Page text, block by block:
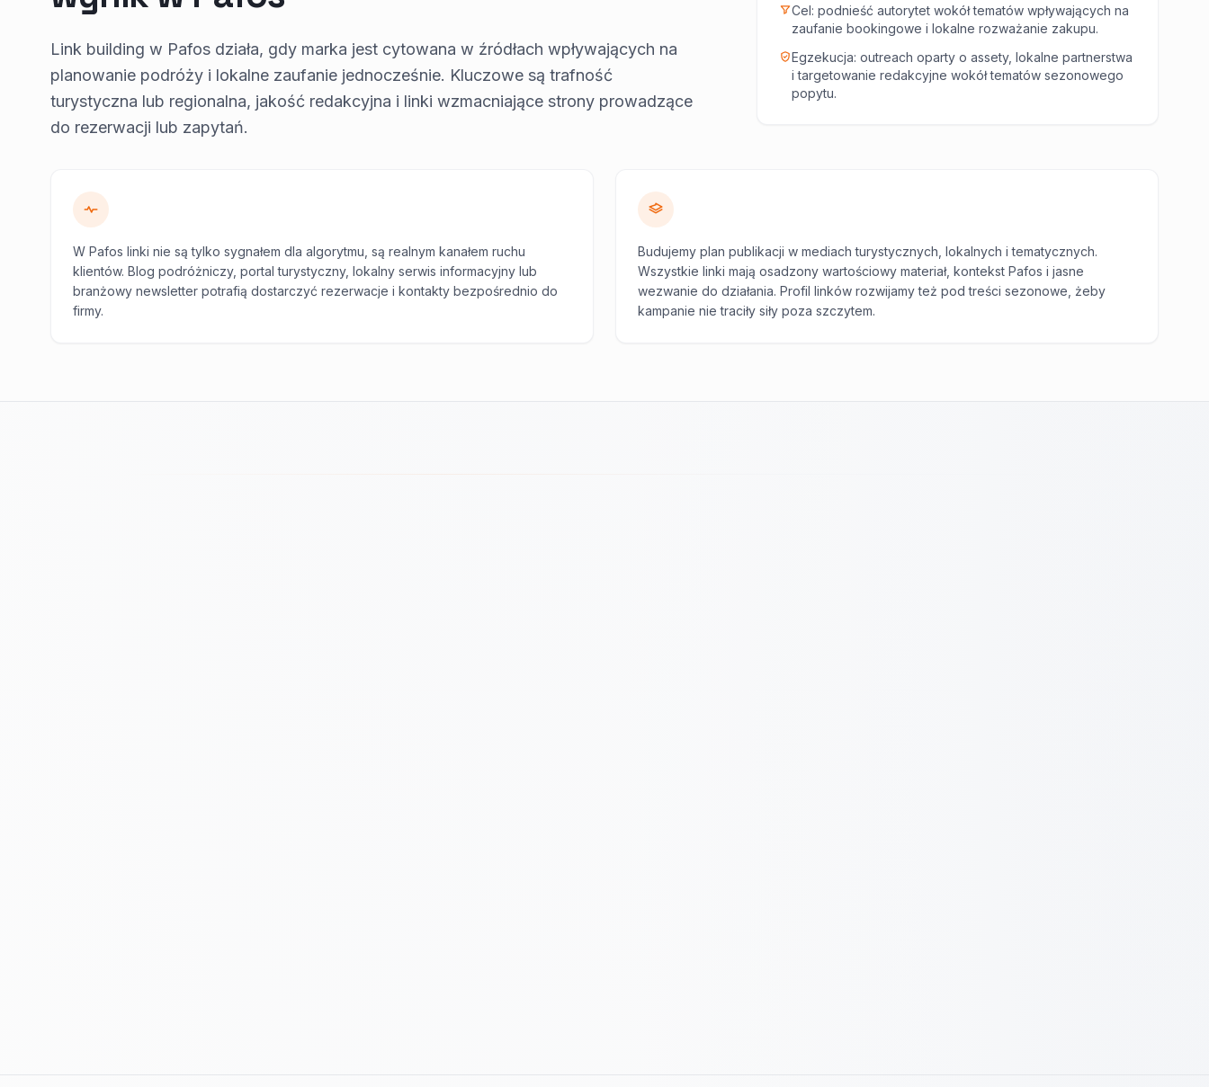
Link building w Pafos działa, gdy marka jest cytowana w źródłach wpływających na
planowanie podróży i lokalne zaufanie jednocześnie. Kluczowe są trafność
turystyczna lub regionalna, jakość redakcyjna i linki wzmacniające strony prowadzące
do rezerwacji lub zapytań.
Cel: podnieść autorytet wokół tematów wpływających na
zaufanie bookingowe i lokalne rozważanie zakupu.
Egzekucja: outreach oparty o assety, lokalne partnerstwa
i targetowanie redakcyjne wokół tematów sezonowego
popytu.
W Pafos linki nie są tylko sygnałem dla algorytmu, są realnym kanałem ruchu
klientów. Blog podróżniczy, portal turystyczny, lokalny serwis informacyjny lub
branżowy newsletter potrafią dostarczyć rezerwacje i kontakty bezpośrednio do
firmy.
Budujemy plan publikacji w mediach turystycznych, lokalnych i tematycznych.
Wszystkie linki mają osadzony wartościowy materiał, kontekst Pafos i jasne
wezwanie do działania. Profil linków rozwijamy też pod treści sezonowe, żeby
kampanie nie traciły siły poza szczytem.